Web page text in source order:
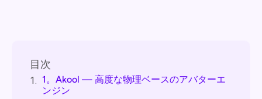
目次
1. 1。Akool — 高度な物理ベースのアバターエ
ンジン